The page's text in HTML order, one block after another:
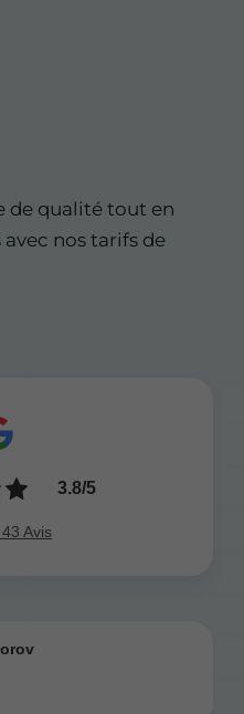
de qualité tout en
nos tarifs de